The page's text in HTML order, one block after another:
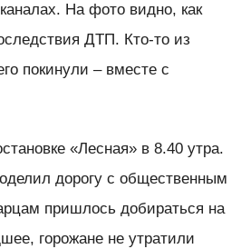
На фото видно, как
ДТП. Кто-то из
покинули – вместе с
«Лесная» в 8.40 утра.
дорогу с общественным
пришлось добираться на
горожане не утратили